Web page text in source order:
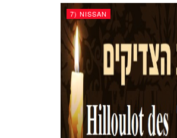
7) NISSAN